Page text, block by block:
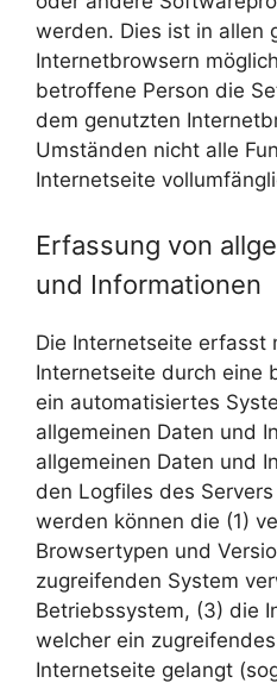
werden. Dies ist in allen
Internetbrowsern
betroffene Person die
dem genutzten
Umständen nicht alle
Internetseite
Erfassung von
und Informationen
Die Internetseite erfasst
Internetseite durch eine
ein automatisiertes
allgemeinen Daten und
allgemeinen Daten und
den Logfiles des
werden können die (1)
Browsertypen und
zugreifenden System
Betriebssystem, (3) die
welcher ein
Internetseite gelangt